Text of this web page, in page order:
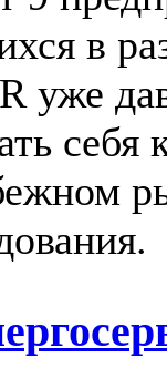
в
уже
себя